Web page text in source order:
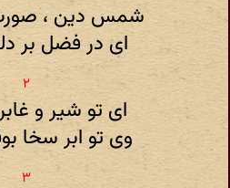
شمس دین ، صورت
ای در فضل بر
ای تو شیر و
وی تو ابر سخا